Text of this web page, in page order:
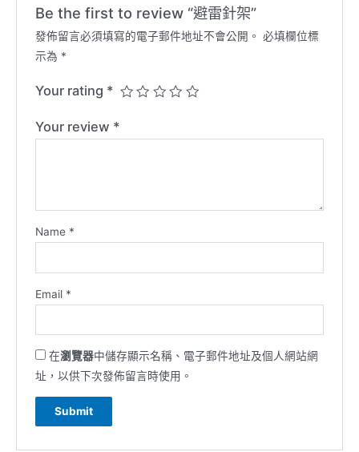
Be the first to review “避雷針架”
發佈留言必須填寫的電子郵件地址不會公開。 必填欄位標
示為 *
Your rating *
Your review *
Name *
Email *
在瀏覽器中儲存顯示名稱、電子郵件地址及個人網站網
址，以供下次發佈留言時使用。